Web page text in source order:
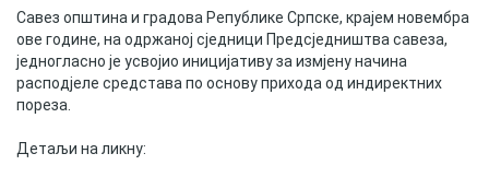
Скупштинско вијеће општине језеро
Састав Скупштине
Савез општина и градова Републике Српске, крајем новембра
ове године, на одржаној сједници Предсједништва савеза,
једногласно је усвојио иницијативу за измјену начина
расподјеле средстава по основу прихода од индиректних
пореза.
Детаљи на ликну: